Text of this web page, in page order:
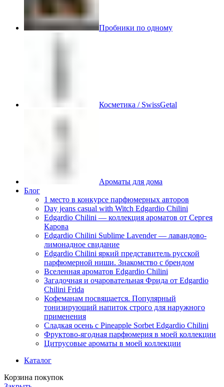
Пробники по одному
Косметика / SwissGetal
Ароматы для дома
Блог
1 место в конкурсе парфюмерных авторов
Day jeans casual with Witch Edgardio Chilini
Edgardio Chilini — коллекция ароматов от Сергея
Карова
Edgardio Chilini Sublime Lavender — лавандово-
лимонадное свидание
Edgardio Chilini яркий представитель русской
парфюмерной ниши. Знакомство с брендом
Вселенная ароматов Edgardio Chilini
Загадочная и очаровательная Фрида от Edgardio
Chilini Frida
Кофеманам посвящается. Популярный
тонизирующий напиток строго для наружного
применения
Сладкая осень с Pineapple Sorbet Edgardio Chilini
Фруктово-ягодная парфюмерия в моей коллекции
​Цитрусовые ароматы в моей коллекции
Каталог
Корзина покупок